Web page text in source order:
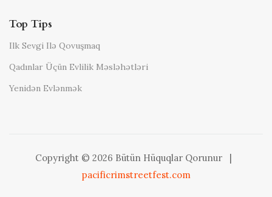
Top Tips
Ilk Sevgi Ilə Qovuşmaq
Qadınlar Üçün Evlilik Məsləhətləri
Yenidən Evlənmək
Copyright © 2026 Bütün Hüquqlar Qorunur
|
pacificrimstreetfest.com